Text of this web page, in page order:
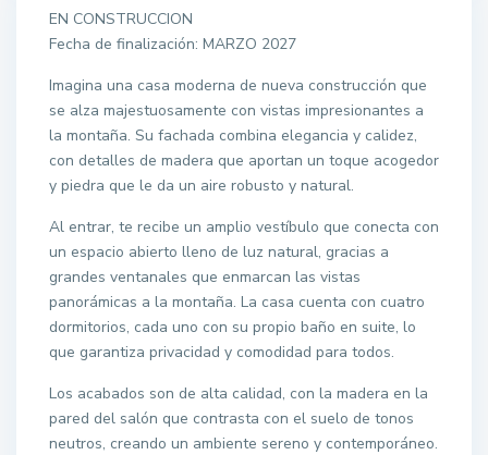
EN CONSTRUCCION
Fecha de finalización: MARZO 2027
Imagina una casa moderna de nueva construcción que
se alza majestuosamente con vistas impresionantes a
la montaña. Su fachada combina elegancia y calidez,
con detalles de madera que aportan un toque acogedor
y piedra que le da un aire robusto y natural.
Al entrar, te recibe un amplio vestíbulo que conecta con
un espacio abierto lleno de luz natural, gracias a
grandes ventanales que enmarcan las vistas
panorámicas a la montaña. La casa cuenta con cuatro
dormitorios, cada uno con su propio baño en suite, lo
que garantiza privacidad y comodidad para todos.
Los acabados son de alta calidad, con la madera en la
pared del salón que contrasta con el suelo de tonos
neutros, creando un ambiente sereno y contemporáneo.